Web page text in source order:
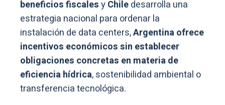
beneficios fiscalesyChiledesarrolla una
estrategia nacional para ordenar la
instalación de data centers,Argentina ofrece
incentivos económicos sin establecer
obligaciones concretas en materia de
eficiencia hídrica, sostenibilidad ambiental o
transferencia tecnológica.